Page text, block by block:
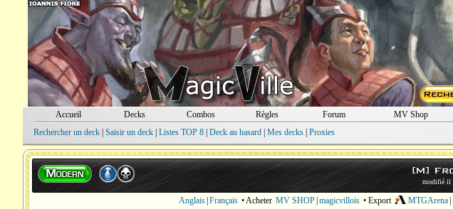
Accueil Decks Combos Règles Forum MV Shop
Rechercher un deck| Saisir un deck| Listes TOP 8| Deck au hasard| Mes decks| Proxies
[M]
modifié il
Anglais Français • Acheter MV SHOP magicvillois • Export MTGArena